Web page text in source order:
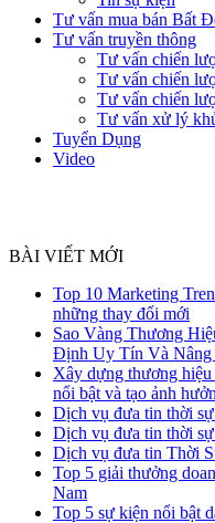
Tư vấn mua bán Bất
Tư vấn truyền thông
Tư vấn chiến
Tư vấn chiến
Tư vấn chiến
Tư vấn xử lý
Tuyển Dụng
Video
BÀI VIẾT MỚI
Top 10 Marketing
những thay đổi mới
Sao Vàng Thương
Định Uy Tín Và Nâng
Xây dựng thương
nổi bật và tạo ảnh
Dịch vụ đưa tin thời
Dịch vụ đưa tin thời
Dịch vụ đưa tin Thời
Top 5 giải thưởng
Nam
Top 5 sự kiện nổi bật